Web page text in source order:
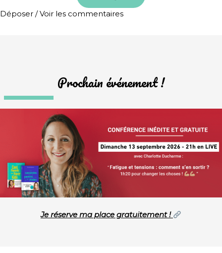
Déposer / Voir les commentaires
Prochain événement !
Je réserve ma place gratuitement !